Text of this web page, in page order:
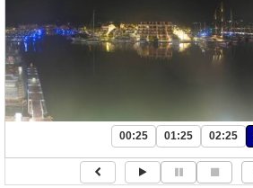
00:25 01:25 02:25